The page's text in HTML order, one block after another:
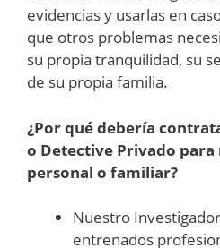
evidencias y usarlas en
que otros problemas
su propia tranquilidad, su
de su propia familia.
¿Por qué debería
o Detective Privado para
personal o familiar?
Nuestro
entrenados